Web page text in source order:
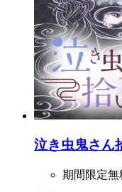
泣き虫鬼さん
期間限定無